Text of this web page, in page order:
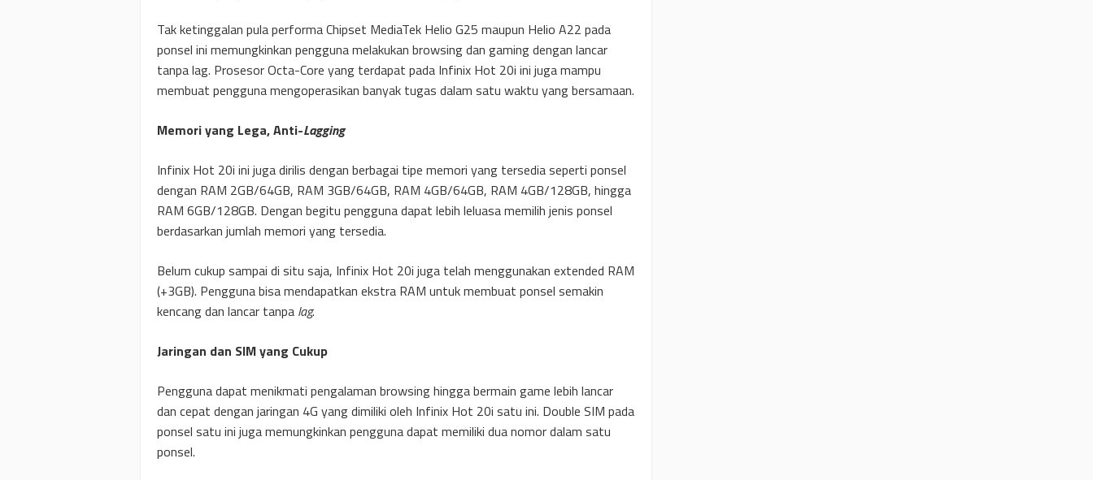
Tak ketinggalan pula performa Chipset MediaTek Helio G25 maupun Helio A22 pada
ponsel ini memungkinkan pengguna melakukan browsing dan gaming dengan lancar
tanpa lag. Prosesor Octa-Core yang terdapat pada Infinix Hot 20i ini juga mampu
membuat pengguna mengoperasikan banyak tugas dalam satu waktu yang bersamaan.
Memori yang Lega, Anti-Lagging
Infinix Hot 20i ini juga dirilis dengan berbagai tipe memori yang tersedia seperti ponsel
dengan RAM 2GB/64GB, RAM 3GB/64GB, RAM 4GB/64GB, RAM 4GB/128GB, hingga
RAM 6GB/128GB. Dengan begitu pengguna dapat lebih leluasa memilih jenis ponsel
berdasarkan jumlah memori yang tersedia.
Belum cukup sampai di situ saja, Infinix Hot 20i juga telah menggunakan extended RAM
(+3GB). Pengguna bisa mendapatkan ekstra RAM untuk membuat ponsel semakin
kencang dan lancar tanpa lag.
Jaringan dan SIM yang Cukup
Pengguna dapat menikmati pengalaman browsing hingga bermain game lebih lancar
dan cepat dengan jaringan 4G yang dimiliki oleh Infinix Hot 20i satu ini. Double SIM pada
ponsel satu ini juga memungkinkan pengguna dapat memiliki dua nomor dalam satu
ponsel.